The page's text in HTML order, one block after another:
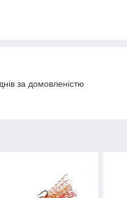
за домовленістю